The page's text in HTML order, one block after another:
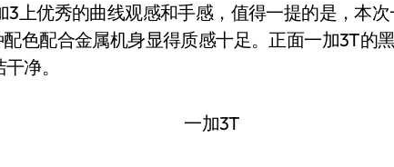
优秀的曲线观感和手感，值得一提的是，本次
色配合金属机身显得质感十足。正面一加3T的
净。